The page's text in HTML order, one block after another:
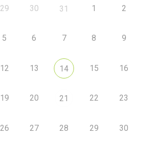
29 30 31 1 2
5 6 7 8 9
12 13 14 15 16
19 20 21 22 23
26 27 28 29 30